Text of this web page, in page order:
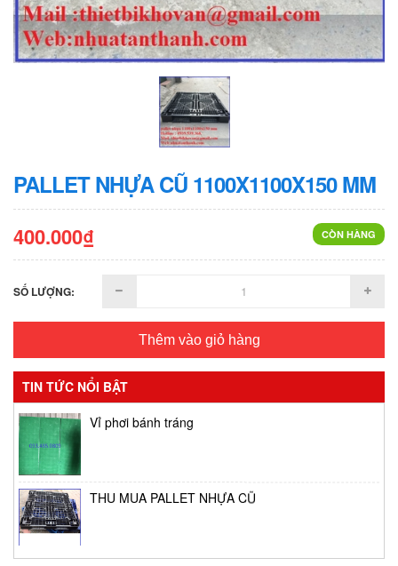
PALLET NHỰA CŨ 1100X1100X150 MM
CÒN HÀNG
400.000₫
SỐ LƯỢNG:
Thêm vào giỏ hàng
TIN TỨC NỔI BẬT
Vỉ phơi bánh tráng
THU MUA PALLET NHỰA CŨ